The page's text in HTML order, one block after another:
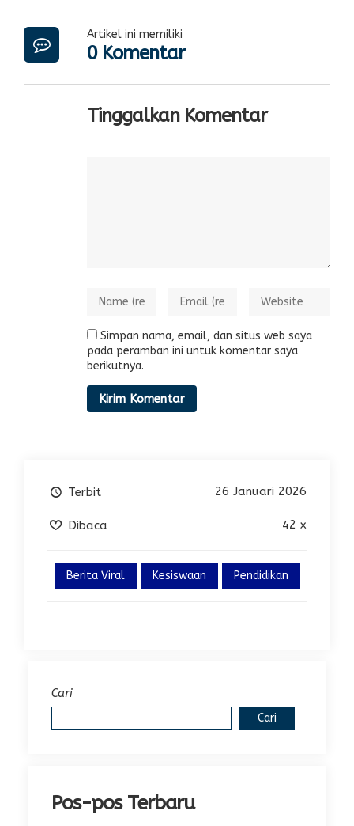
Artikel ini memiliki
0 Komentar
Tinggalkan Komentar
Simpan nama, email, dan situs web saya
pada peramban ini untuk komentar saya
berikutnya.
Terbit 26 Januari 2026
Dibaca 42 x
Berita Viral Kesiswaan Pendidikan
Cari
Cari
Pos-pos Terbaru